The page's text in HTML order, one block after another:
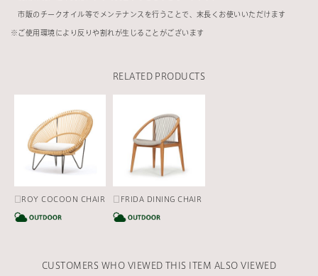
市販のチークオイル等でメンテナンスを行うことで、末長くお使いいただけます
※ ご使用環境により反りや割れが生じることがございます
RELATED PRODUCTS
□ROY COCOON CHAIR
CATEGORY
□FRIDA DINING CHAIR
CUSTOMERS WHO VIEWED THIS ITEM ALSO VIEWED